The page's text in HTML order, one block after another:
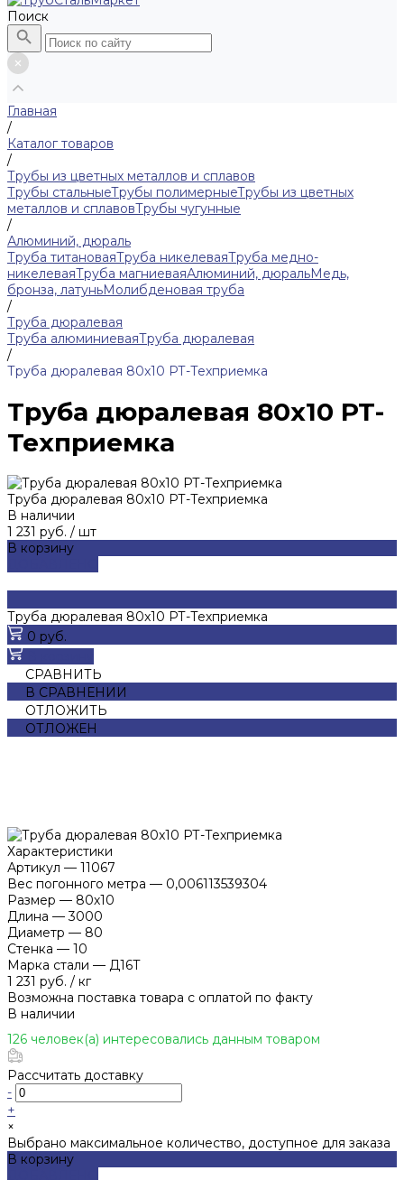
Поиск
Главная
/
Каталог товаров
/
Трубы из цветных металлов и сплавов
Трубы стальныеТрубы полимерныеТрубы из цветных
металлов и сплавовТрубы чугунные
/
Алюминий, дюраль
Труба титановаяТруба никелеваяТруба медно-
никелеваяТруба магниеваяАлюминий, дюральМедь,
бронза, латуньМолибденовая труба
/
Труба дюралевая
Труба алюминиеваяТруба дюралевая
/
Труба дюралевая 80x10 РТ-Техприемка
Труба дюралевая 80x10 РТ-
Техприемка
Труба дюралевая 80x10 РТ-Техприемка
В наличии
1 231 руб. / шт
В корзину
Труба дюралевая 80x10 РТ-Техприемка
0 руб.
СРАВНИТЬ
В СРАВНЕНИИ
ОТЛОЖИТЬ
ОТЛОЖЕН
Характеристики
Артикул — 11067
Вес погонного метра — 0,006113539304
Размер — 80х10
Длина — 3000
Диаметр — 80
Стенка — 10
Марка стали — Д16Т
1 231 руб. / кг
Возможна поставка товара с оплатой по факту
В наличии
126 человек(а) интересовались данным товаром
Рассчитать доставку
-
+
×
Выбрано максимальное количество, доступное для заказа
В корзину